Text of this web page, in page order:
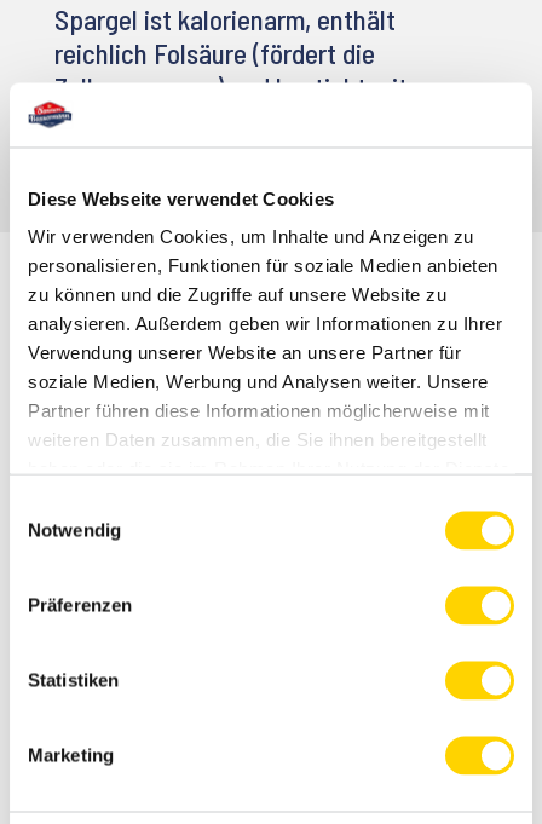
Diese Webseite verwendet Cookies
Wir verwenden Cookies, um Inhalte und Anzeigen zu
personalisieren, Funktionen für soziale Medien anbieten
zu können und die Zugriffe auf unsere Website zu
analysieren. Außerdem geben wir Informationen zu Ihrer
Verwendung unserer Website an unsere Partner für
soziale Medien, Werbung und Analysen weiter. Unsere
Partner führen diese Informationen möglicherweise mit
weiteren Daten zusammen, die Sie ihnen bereitgestellt
Notwendig
Präferenzen
Statistiken
Marketing
Spargel ist kalorienarm, enthält
reichlich Folsäure (fördert die
Zellerneuerung) und besticht mit
seinem unvergleichlichen Aroma.
Einfach lecker!
Über Produktinformation
Wir bei Sonnenbassermann bemühen uns,
dass die Produktinformationen auf unserer
Website so genau wie möglich sind.
wie Inhaltsstoffe, Nährwerte oder
Allergieinformationen ändern. Wir empfehlen
Ihnen daher, vor dem Verzehr eines Produkts
immer die Verpackung zu lesen. Wenn Sie
sich jederzeit an unseren
Verbraucherservice